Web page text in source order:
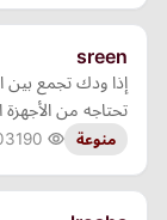
sreen
إذا ودك تجمع بين
تحتاجه من الأجهزة
منوعة